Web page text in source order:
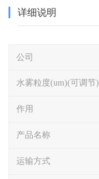
详细说明
公司
水雾粒度(um)(可调节)
作用
产品名称
运输方式